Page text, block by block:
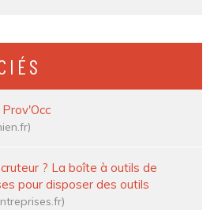
? La boîte à outils de
pour disposer des outils